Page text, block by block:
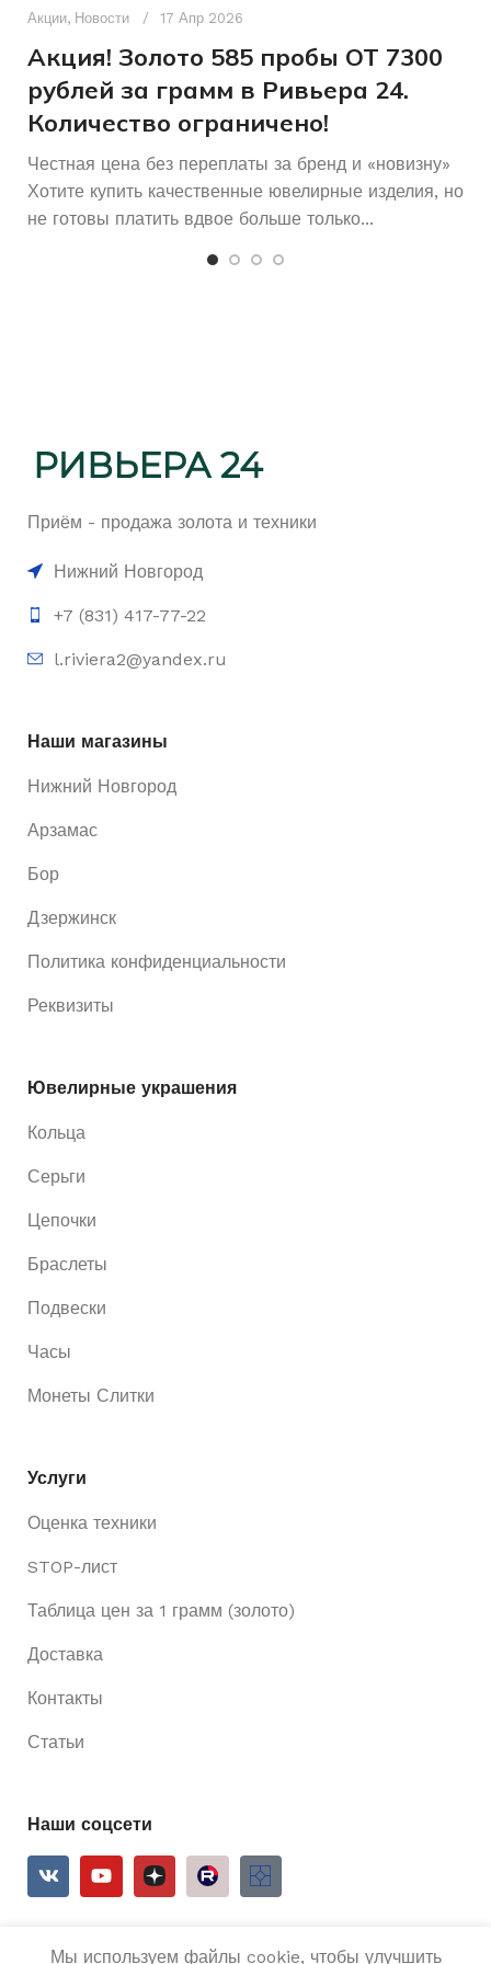
СОСТОЯНИЕ Б/У
Акции, Новости 17 Апр 2026
Акция! Золото 585 пробы ОТ 7300
рублей за грамм в Ривьера 24.
Количество ограничено!
Честная цена без переплаты за бренд и «новизну»
Хотите купить качественные ювелирные изделия, но
не готовы платить вдвое больше только...
Приём - продажа золота и техники
Нижний Новгород
+7 (831) 417-77-22
l.riviera2@yandex.ru
Наши магазины
Нижний Новгород
Арзамас
Бор
Дзержинск
Политика конфиденциальности
Реквизиты
Ювелирные украшения
Кольца
Серьги
Цепочки
Браслеты
Подвески
Часы
Монеты Слитки
Услуги
Оценка техники
STOP-лист
Таблица цен за 1 грамм (золото)
Доставка
Контакты
Статьи
Наши соцсети
Мы используем файлы cookie, чтобы улучшить